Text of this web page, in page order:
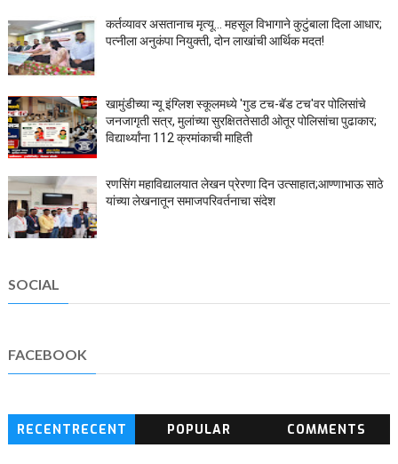
कर्तव्यावर असतानाच मृत्यू... महसूल विभागाने कुटुंबाला दिला आधार;
पत्नीला अनुकंपा नियुक्ती, दोन लाखांची आर्थिक मदत!
खामुंडीच्या न्यू इंग्लिश स्कूलमध्ये 'गुड टच-बॅड टच'वर पोलिसांचे
जनजागृती सत्र, मुलांच्या सुरक्षिततेसाठी ओतूर पोलिसांचा पुढाकार;
विद्यार्थ्यांना 112 क्रमांकाची माहिती
रणसिंग महाविद्यालयात लेखन प्रेरणा दिन उत्साहात;आण्णाभाऊ साठे
यांच्या लेखनातून समाजपरिवर्तनाचा संदेश
SOCIAL
FACEBOOK
RECENTRECENT
POPULAR COMMENTS